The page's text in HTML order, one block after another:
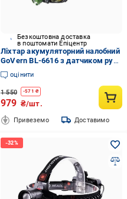
Безкоштовна доставка
в поштомати Епіцентр
Ліхтар акумуляторний налобний
GoVern BL-6616 з датчиком руху
Камуфляж (GV-1034)
оцінити
1 550 -571 ₴
979 ₴/шт.
Привеземо Доставимо